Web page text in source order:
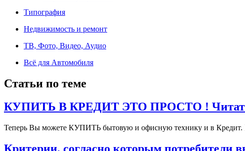
Типография
Недвижимость и ремонт
ТВ, Фото, Видео, Аудио
Всё для Автомобиля
Статьи по теме
КУПИТЬ В КРЕДИТ ЭТО ПРОСТО !
Теперь Вы можете КУПИТЬ бытовую и офисную технику и в Кредит.
Критерии, согласно которым